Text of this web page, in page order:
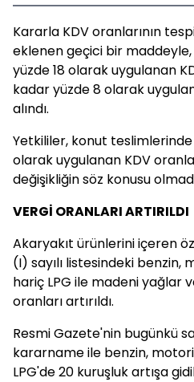
Kararla KDV oranlarının
eklenen geçici bir
yüzde 18 olarak uygulanan
kadar yüzde 8 olarak
alındı.
Yetkililer, konut teslimlerinde
olarak uygulanan KDV
değişikliğin söz konusu
VERGİ ORANLARI ARTIRILDI
Akaryakıt ürünlerini içeren
(I) sayılı listesindeki benzin,
hariç LPG ile madeni yağlar
oranları artırıldı.
Resmi Gazete'nin bugünkü
kararname ile benzin,
LPG'de 20 kuruşluk artışa